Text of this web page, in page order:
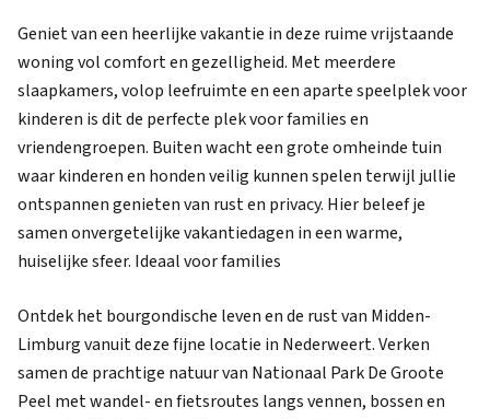
Geniet van een heerlijke vakantie in deze ruime vrijstaande
woning vol comfort en gezelligheid. Met meerdere
slaapkamers, volop leefruimte en een aparte speelplek voor
kinderen is dit de perfecte plek voor families en
vriendengroepen. Buiten wacht een grote omheinde tuin
waar kinderen en honden veilig kunnen spelen terwijl jullie
ontspannen genieten van rust en privacy. Hier beleef je
samen onvergetelijke vakantiedagen in een warme,
huiselijke sfeer. Ideaal voor families
Ontdek het bourgondische leven en de rust van Midden-
Limburg vanuit deze fijne locatie in Nederweert. Verken
samen de prachtige natuur van Nationaal Park De Groote
Peel met wandel- en fietsroutes langs vennen, bossen en